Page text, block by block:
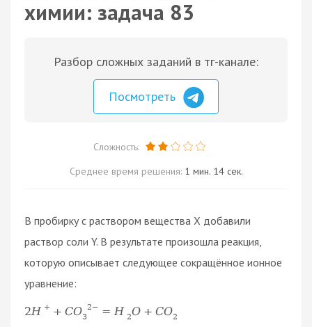
химии: задача 83
Разбор сложных заданий в тг-канале:
Посмотреть
Сложность:
Среднее время решения: 1 мин. 14 сек.
В пробирку с раствором вещества X добавили
раствор соли Y. В результате произошла реакция,
которую описывает следующее сокращённое ионное
уравнение:
2H + + CO3
2− = H 2O + CO2